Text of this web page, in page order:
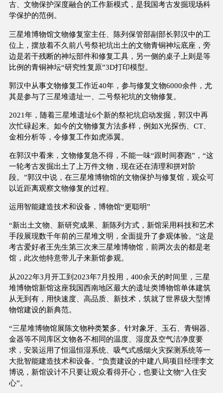
古、文物保护深度融合的工作新模式，是我国考古发掘现场科
学保护的范例。
三星堆博物馆文物修复室主任、陈列保管部副部长郭汉中的工
位上，摆放着不久前八号祭祀坑出土的文物青铜神坛底座，旁
边是若干残断的神坛部件和修复工具，另一侧的桌子上则是等
比例的青铜神坛“研究性复原”3D打印模型。
郭汉中从事文物修复工作近40年，参与修复文物6000余件，尤
其是参与了三星堆遗址一、二号祭祀坑的文物修复。
2021年，随着三星堆遗址6个新的祭祀坑启动发掘，郭汉中再
次忙碌起来。如今的文物修复方法多样，例如X光探伤、CT、
金相分析等，令修复工作如虎添翼。
在郭汉中看来，文物修复急不得，不能一味“跟时间赛跑”，“这
一轮考古发掘出土了上万件文物，现在还在清理和拼对阶
段。”郭汉中说，在三星堆博物馆的文物保护与修复馆，观众可
以近距离观察文物修复的过程。
运用智能建造技术和设备，博物馆“更聪明”
“新出土文物、新研究成果、新陈列方式，新馆采用科技和艺术
手段展现数千年前的三星堆文明，全面提升了参观体验。”这是
考古爱好者王先生第三次来三星堆博物馆，前两次去的都是老
馆，此次他特意带儿子来新馆参观。
从2022年3月开工到2023年7月投用，400余天的时间里，三星
堆博物馆新馆这座我国西南地区最大的遗址类博物馆单体建筑
从无到有，用快速度、高品质、新技术，筑就了世界级大型博
物馆建设的新典范。
“三星堆博物馆展陈文物种类繁多。针对象牙、玉石、青铜器、
金器等不同库区文物各不相同的温度、湿度及空气洁净度要
求，安装运用了恒温恒湿系统、吸气式感烟火灾探测系统等一
大批智能建造技术和设备。”负责建设的中建八局项目经理李文
博说，新馆设计不只要让观众看得开心，也要让文物“入住安
心”。